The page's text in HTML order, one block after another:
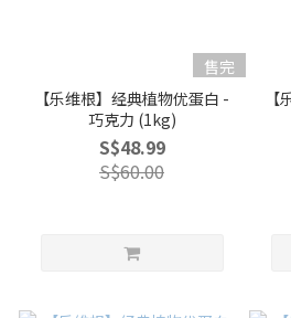
售完
【乐维根】经典植物优蛋白 -
巧克力 (1kg)
S$48.99
S$60.00